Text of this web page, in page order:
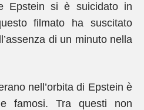
Epstein si è suicidato in
filmato ha suscitato
di un minuto nella
nell’orbita di Epstein è
famosi. Tra questi non